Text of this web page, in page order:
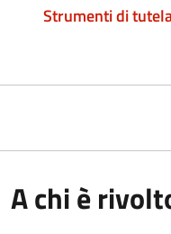
Strumenti di
A chi è